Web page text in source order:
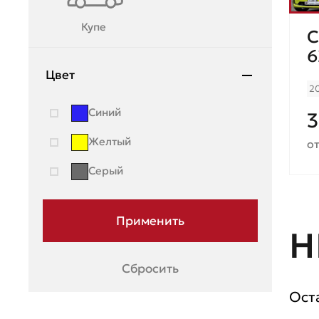
Mazda
Mitsubishi
Moskvich
Купе
Цвет
Синий
Желтый
Серый
Сбросить